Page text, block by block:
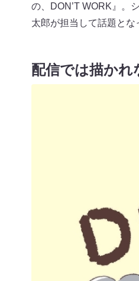
の、DON’T WORK』。
太郎が担当して話題とな
配信では描かれ